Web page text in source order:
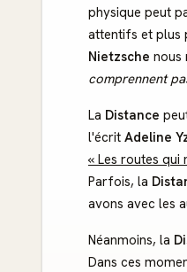
physique peut
attentifs et plus
Nietzsche nous
comprennent
La Distance
l'écrit Adeline
« Les routes
Parfois, la
avons avec les
Néanmoins, la
Dans ces